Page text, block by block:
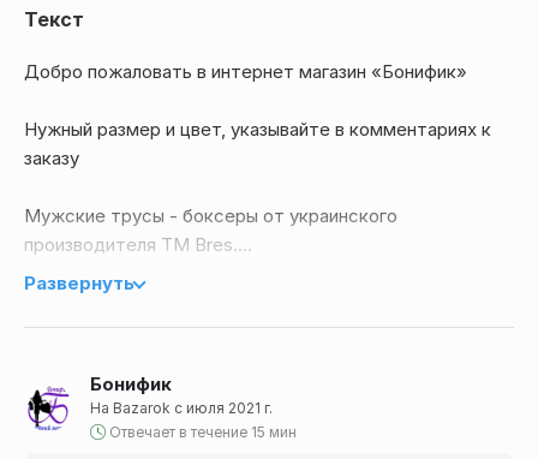
Бонифик
На Bazarok с июля 2021 г.
Отвечает в течение 15 мин
Текст
Добро пожаловать в интернет магазин «Бонифик»
Нужный размер и цвет, указывайте в комментариях к
заказу
Мужские трусы - боксеры от украинского
производителя ТМ Bres.
к телу хлопкового полотна с добавлением эластановой
Модель трусов выполнена в ярком голубом цвете с
веселым принтом мультяшных акул — идеальный выбор
Развернуть